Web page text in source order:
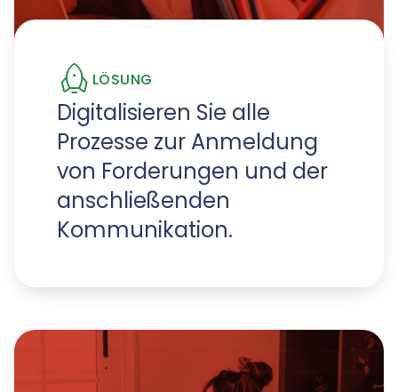
LÖSUNG
Digitalisieren Sie alle
Prozesse zur Anmeldung
von Forderungen und der
anschließenden
Kommunikation.